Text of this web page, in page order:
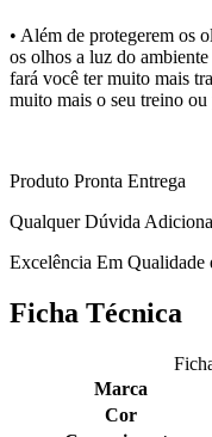
• Além de protegerem os
os olhos a luz do
fará você ter muito mais
muito mais o seu treino ou
Produto Pronta Entrega
Qualquer Dúvida
Excelência Em
Ficha Técnica
Marca
Cor